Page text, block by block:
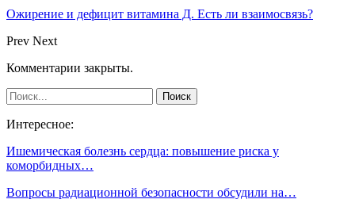
Ожирение и дефицит витамина Д. Есть ли взаимосвязь?
Prev Next
Комментарии закрыты.
Интересное:
Ишемическая болезнь сердца: повышение риска у
коморбидных…
Вопросы радиационной безопасности обсудили на…